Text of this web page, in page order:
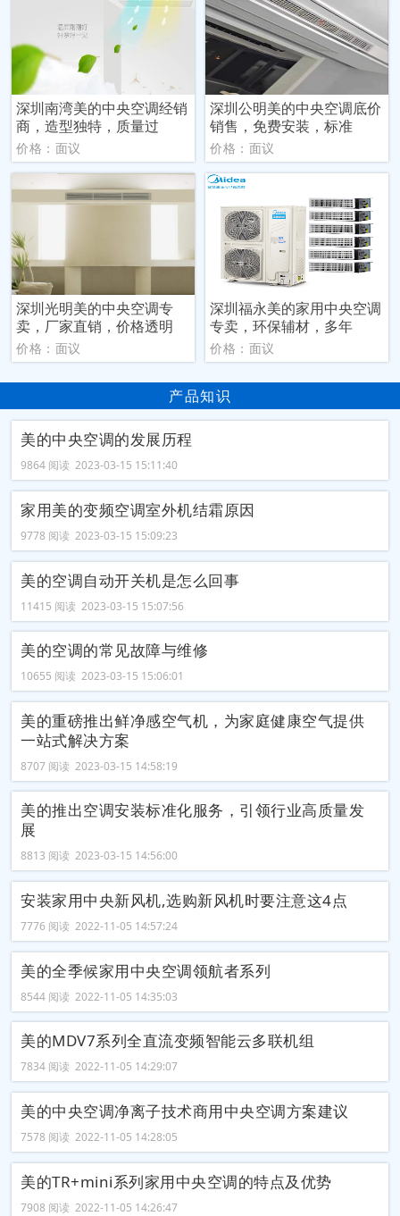
深圳南湾美的中央空调经销
商，造型独特，质量过
价格：面议
深圳公明美的中央空调底价
销售，免费安装，标准
价格：面议
深圳光明美的中央空调专
卖，厂家直销，价格透明
价格：面议
深圳福永美的家用中央空调
专卖，环保辅材，多年
价格：面议
产品知识
美的中央空调的发展历程
9864 阅读 2023-03-15 15:11:40
家用美的变频空调室外机结霜原因
9778 阅读 2023-03-15 15:09:23
美的空调自动开关机是怎么回事
11415 阅读 2023-03-15 15:07:56
美的空调的常见故障与维修
10655 阅读 2023-03-15 15:06:01
美的重磅推出鲜净感空气机，为家庭健康空气提供
一站式解决方案
8707 阅读 2023-03-15 14:58:19
美的推出空调安装标准化服务，引领行业高质量发
展
8813 阅读 2023-03-15 14:56:00
安装家用中央新风机,选购新风机时要注意这4点
7776 阅读 2022-11-05 14:57:24
美的全季候家用中央空调领航者系列
8544 阅读 2022-11-05 14:35:03
美的MDV7系列全直流变频智能云多联机组
7834 阅读 2022-11-05 14:29:07
美的中央空调净离子技术商用中央空调方案建议
7578 阅读 2022-11-05 14:28:05
美的TR+mini系列家用中央空调的特点及优势
7908 阅读 2022-11-05 14:26:47